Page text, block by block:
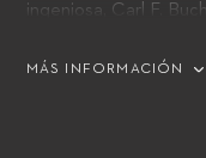
ingeniosa, Carl F.
reflejan sus
MÁS INFORMACIÓN